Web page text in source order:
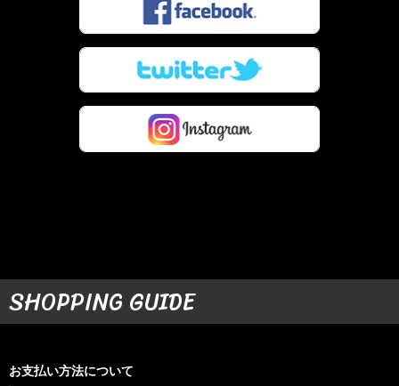
SHOPPING GUIDE
お支払い方法について